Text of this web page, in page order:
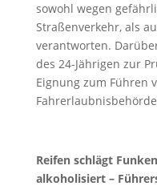
sowohl wegen
Straßenverkehr, als
verantworten.
des 24-Jährigen zur
Eignung zum Führen
Reifen schlägt
alkoholisiert –